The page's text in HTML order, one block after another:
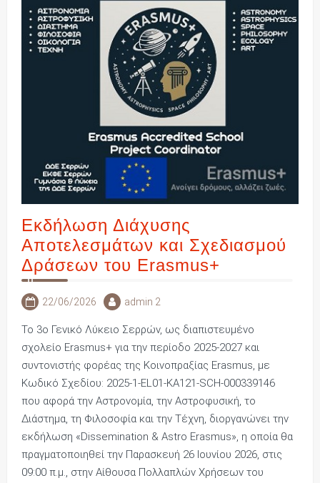
Εκδήλωση Διάχυσης
Αποτελεσμάτων και Σχεδιασμού
Δράσεων του Erasmus+
22/06/2026 admin 2
Το 3ο Γενικό Λύκειο Σερρών, ως διαπιστευμένο
σχολείο Erasmus+ για την περίοδο 2025-2027 και
συντονιστής φορέας της Κοινοπραξίας Erasmus, με
Κωδικό Σχεδίου: 2025-1-EL01-KA121-SCH-000339146
που αφορά την Αστρονομία, την Αστροφυσική, το
Διάστημα, τη Φιλοσοφία και την Τέχνη, διοργανώνει την
εκδήλωση «Dissemination & Astro Erasmus», η οποία θα
πραγματοποιηθεί την Παρασκευή 26 Ιουνίου 2026, στις
09:00 π.μ., στην Αίθουσα Πολλαπλών Χρήσεων του